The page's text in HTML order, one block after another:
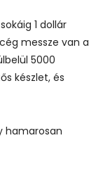
1 dollár
messze van a
5000
készlet, és
hamarosan